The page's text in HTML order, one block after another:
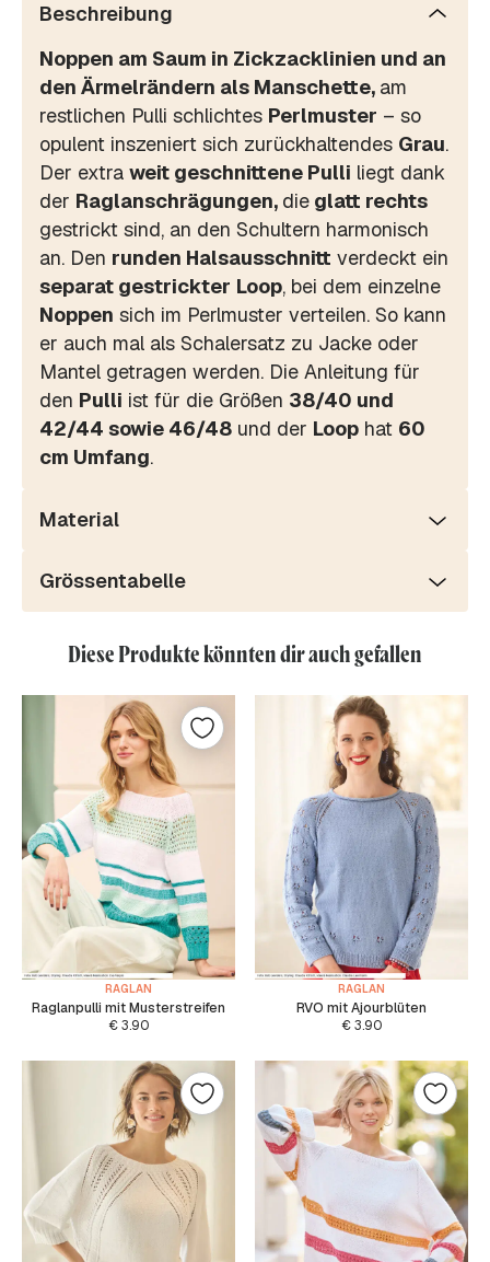
Beschreibung
Noppen am Saum in Zickzacklinien und an
den Ärmelrändern als Manschette, am
restlichen Pulli schlichtes Perlmuster – so
opulent inszeniert sich zurückhaltendes Grau.
Der extra weit geschnittene Pulli liegt dank
der Raglanschrägungen, die glatt rechts
gestrickt sind, an den Schultern harmonisch
an. Den runden Halsausschnitt verdeckt ein
separat gestrickter Loop, bei dem einzelne
Noppen sich im Perlmuster verteilen. So kann
er auch mal als Schalersatz zu Jacke oder
Mantel getragen werden. Die Anleitung für
den Pulli ist für die Größen 38/40 und
42/44 sowie 46/48 und der Loop hat 60
cm Umfang.
Material
Grössentabelle
Diese Produkte könnten dir auch gefallen
RAGLAN
Raglanpulli mit Musterstreifen
€3.90
RAGLAN
RVO mit Ajourblüten
€3.90